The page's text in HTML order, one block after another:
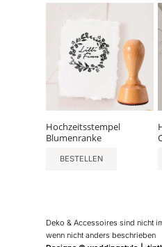
Hochzeitsstempel
Blumenranke
BESTELLEN
Deko & Accessoires sind nicht
wenn nicht anders beschrieben